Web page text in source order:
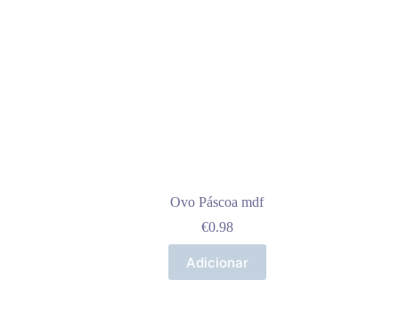
Ovo Páscoa mdf
€0.98
Adicionar